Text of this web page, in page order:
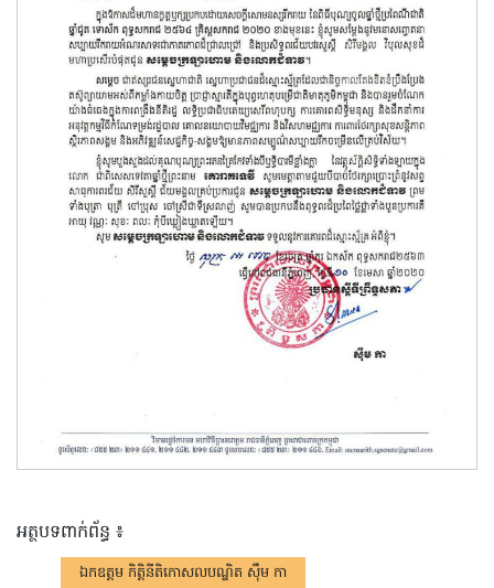
អត្ថបទពាក់ព័ន្ធ ៖
ឯកឧត្តម កិត្តិនីតិកោសលបណ្ឌិត ស៊ឹម កា